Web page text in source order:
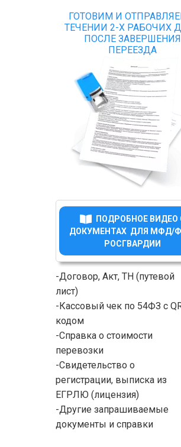
ГОТОВИМ И
ТЕЧЕНИИ 2-Х РАБОЧИХ
ПОСЛЕ ЗАВЕРШЕНИЯ
ПЕРЕЕЗДА
-Договор, Акт, ТН (путевой
лист)
-Кассовый чек по 54ФЗ с
кодом
-Справка о стоимости
перевозки
-Свидетельство о
регистрации, выписка из
ЕГРЛЮ (лицензия)
-Другие запрашиваемые
документы и справки
ПОДРОБНОЕ ВИДЕО
ДОКУМЕНТАХ ДЛЯ МФД/
РОСГВАРДИИ